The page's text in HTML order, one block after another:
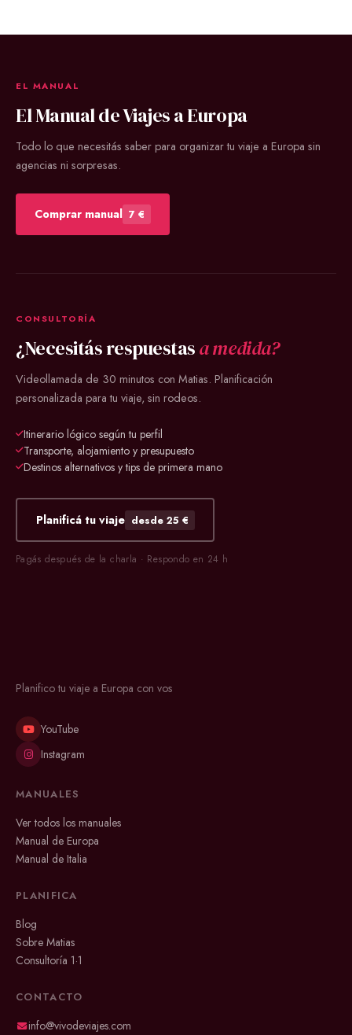
EL MANUAL
El Manual de Viajes a Europa
Todo lo que necesitás saber para organizar tu viaje a Europa sin
agencias ni sorpresas.
Comprar manual 7 €
CONSULTORÍA
¿Necesitás respuestasa medida?
Videollamada de 30 minutos con Matias. Planificación
personalizada para tu viaje, sin rodeos.
Itinerario lógico según tu perfil
Transporte, alojamiento y presupuesto
Destinos alternativos y tips de primera mano
Planificá tu viaje desde 25 €
Pagás después de la charla · Respondo en 24 h
Planifico tu viaje a Europa con vos
YouTube
Instagram
MANUALES
Ver todos los manuales
Manual de Europa
Manual de Italia
PLANIFICA
Blog
Sobre Matias
Consultoría 1·1
CONTACTO
info@vivodeviajes.com